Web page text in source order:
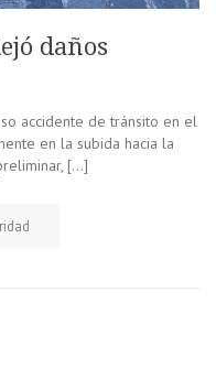
daños
accidente de tránsito en el
en la subida hacia la
[…]